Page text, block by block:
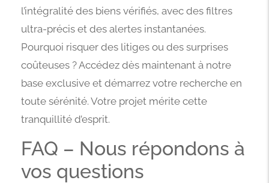
l’intégralité des biens vérifiés, avec des filtres
ultra-précis et des alertes instantanées.
Pourquoi risquer des litiges ou des surprises
coûteuses ? Accédez dès maintenant à notre
base exclusive et démarrez votre recherche en
toute sérénité. Votre projet mérite cette
tranquillité d’esprit.
FAQ – Nous répondons à
vos questions